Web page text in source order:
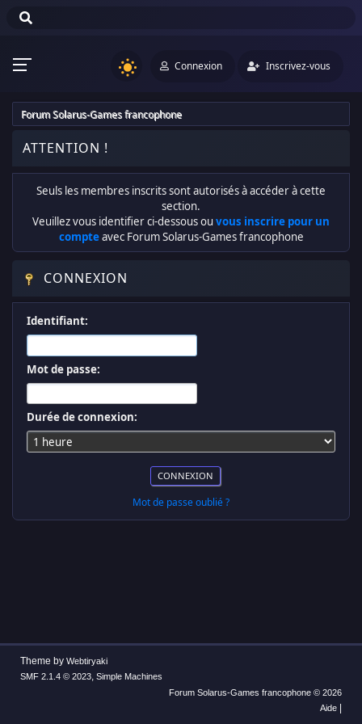
Connexion Inscrivez-vous
Forum Solarus-Games francophone
ATTENTION !
Seuls les membres inscrits sont autorisés à accéder à cette
section.
Veuillez vous identifier ci-dessous ou vous inscrire pour un
compteavec Forum Solarus-Games francophone
CONNEXION
Identifiant:
Mot de passe:
Durée de connexion:
Mot de passe oublié ?
Theme by Webtiryaki
SMF 2.1.4 © 2023, Simple Machines
Forum Solarus-Games francophone © 2026
Aide